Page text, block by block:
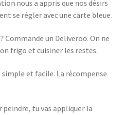
nous a appris que nos désirs
se régler avec une carte bleue.
Commande un Deliveroo. On ne
frigo et cuisiner les restes.
et facile. La récompense
tu vas appliquer la